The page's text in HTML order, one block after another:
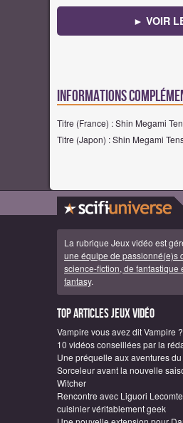
► VOIR
Informations
Titre (France) : Shin Megami
Titre (Japon) : Shin Megami
La rubrique Jeux vidéo est
une équipe de passionné(e)s
science-fiction, de fantastique
fantasy.
Top articles Jeux vidéo
Vampire vous avez dit Vampire ?
10 vidéos conseillées par la
Une préquelle aux aventures du
Sorceleur avant la nouvelle
Witcher
Rencontre avec Liguori
cuisinier véritablement geek